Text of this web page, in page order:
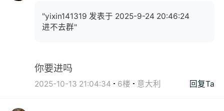
"yixin141319 发表于 2025-9-24 20:46:24
进不去群"
你要进吗
2025-10-13 21:04:34 6楼 意大利 回复Ta